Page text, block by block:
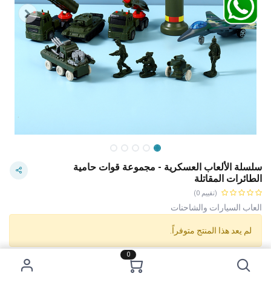
0
سلسلة الألعاب العسكرية - مجموعة قوات حامية
الطائرات المقاتلة
(تقييم 0)
العاب السيارات والشاحنات
لم يعد هذا المنتج متوفراً.
Category:
العاب السيارات والشاحنات